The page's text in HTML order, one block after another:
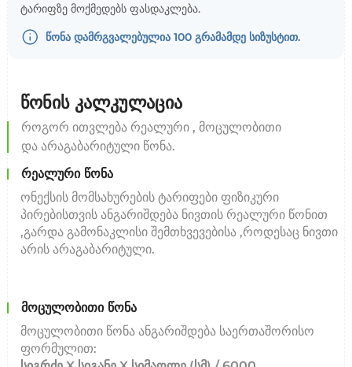
ტარიფზე მოქმედებს ფასდაკლება.
წონა დამრგვალებულია 100 გრამამდე სიზუსტით.
წონის კალკულაცია
როგორ ითვლება რეალური , მოცულობითი
და არაგაბარიტული წონა.
რეალური წონა
ონექსის მომსახურების ტარიფები ფიზიკური
პირებისთვის ანგარიშდება ნივთის რეალური წონით
,გარდა გამონაკლისი შემთხვევებისა ,როდესაც ნივთი
არის არაგაბარიტული.
მოცულობითი წონა
მოცულობითი წონა ანგარიშდება საერთაშორისო
ფორმულით: